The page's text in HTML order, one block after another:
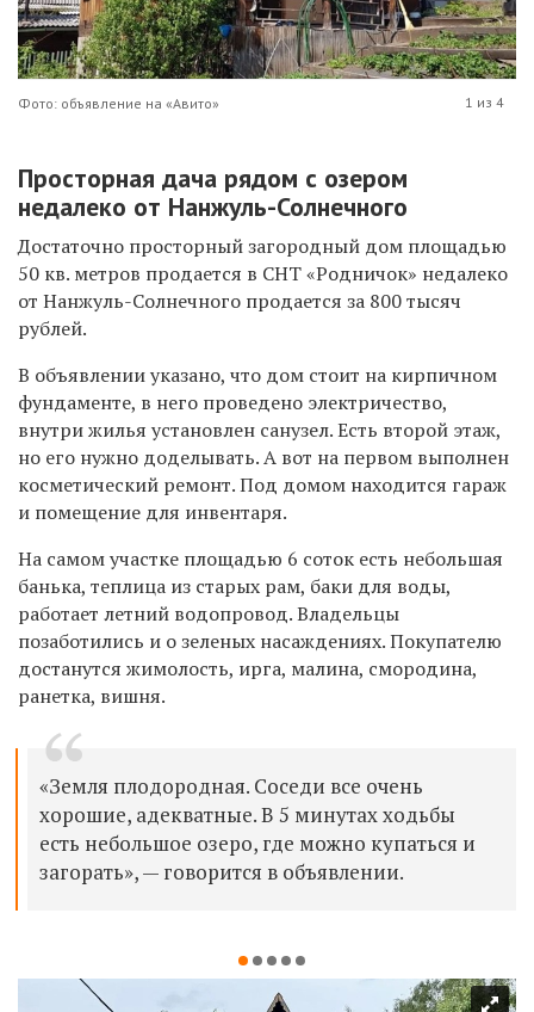
Фото: объявление на «Авито» 1 из 4
Просторная дача рядом с озером
недалеко от Нанжуль-Солнечного
Достаточно просторный загородный дом площадью
50 кв. метров продается в СНТ «Родничок» недалеко
от Нанжуль-Солнечного продается за 800 тысяч
рублей.
В объявлении указано, что дом стоит на кирпичном
фундаменте, в него проведено электричество,
внутри жилья установлен санузел. Есть второй этаж,
но его нужно доделывать. А вот на первом выполнен
косметический ремонт. Под домом находится гараж
и помещение для инвентаря.
На самом участке площадью 6 соток есть небольшая
банька, теплица из старых рам, баки для воды,
работает летний водопровод. Владельцы
позаботились и о зеленых насаждениях. Покупателю
достанутся жимолость, ирга, малина, смородина,
ранетка, вишня.
«Земля плодородная. Соседи все очень
хорошие, адекватные. В 5 минутах ходьбы
есть небольшое озеро, где можно купаться и
загорать», — говорится в объявлении.